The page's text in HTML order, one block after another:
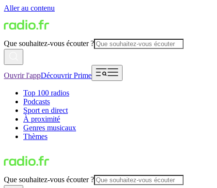
Aller au contenu
Que souhaitez-vous écouter ?
Ouvrir l'appDécouvrir Prime
Top 100 radios
Podcasts
Sport en direct
À proximité
Genres musicaux
Thèmes
Que souhaitez-vous écouter ?